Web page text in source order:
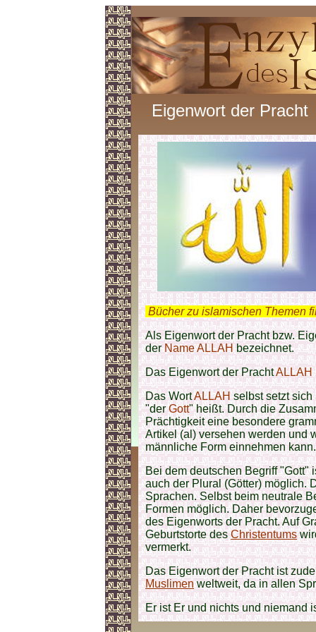
Eigenwort der Pracht
Bücher zu islamischen Themen
AlsEigenwort der Pracht bzw.
derNameALLAHbezeichnet.
Das Eigenwort der PrachtALLAH
Das WortALLAHselbst setzt sich
"derGott" heißt. Durch die
Prächtigkeit eine besondere
Artikel (al) versehen werden und
männliche Form einnehmen
Bei dem deutschen Begriff "Gott"
auch der Plural (Götter) möglich.
Sprachen. Selbst beim neutrale
Formen möglich. Daher
des Eigenworts der Pracht. Auf
Geburtstorte desChristentums
vermerkt.
Das Eigenwort der Pracht ist
Muslimenweltweit, da in allen
Er ist Er und nichts und niemand